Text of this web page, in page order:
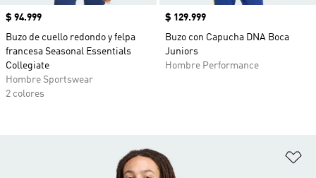
Precio
$ 94.999
Buzo de cuello redondo y felpa
francesa Seasonal Essentials
Collegiate
Hombre Sportswear
2 colores
Precio
$ 129.999
Buzo con Capucha DNA Boca
Juniors
Hombre Performance